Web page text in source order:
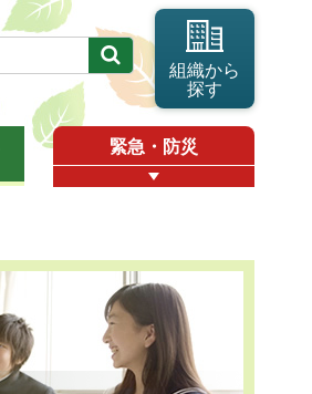
組織から
探す
緊急・防災